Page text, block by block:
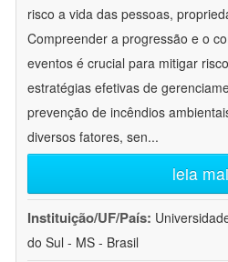
risco a vida das pessoas,
Compreender a progressão e o
eventos é crucial para mitigar
estratégias efetivas de
prevenção de incêndios
diversos fatores, sen...
leia
Instituição/UF/País:
do Sul - MS - Brasil